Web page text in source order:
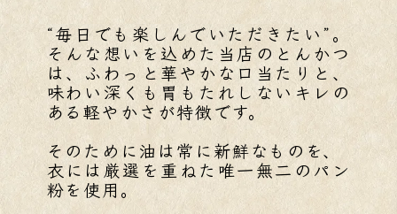
“毎日でも楽しんでいただきたい”。
そんな想いを込めた当店のとんかつ
は、ふわっと華やかな口当たりと、
味わい深くも胃もたれしないキレの
ある軽やかさが特徴です。
そのために油は常に新鮮なものを、
衣には厳選を重ねた唯一無二のパン
粉を使用。